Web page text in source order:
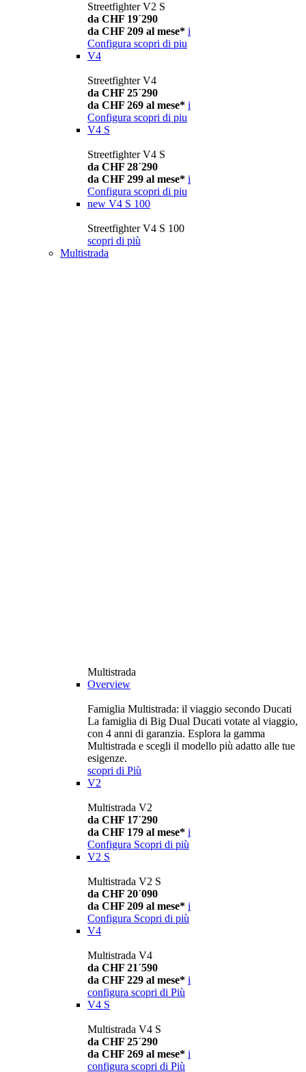
Streetfighter V2 S
da CHF 19´290
da CHF 209 al mese* i
Configura scopri di piu
V4
Streetfighter V4
da CHF 25´290
da CHF 269 al mese* i
Configura scopri di piu
V4 S
Streetfighter V4 S
da CHF 28´290
da CHF 299 al mese* i
Configura scopri di piu
new V4 S 100
Streetfighter V4 S 100
scopri di più
Multistrada
Multistrada
Overview
Famiglia Multistrada: il viaggio secondo Ducati
La famiglia di Big Dual Ducati votate al viaggio,
con 4 anni di garanzia. Esplora la gamma
Multistrada e scegli il modello più adatto alle tue
esigenze.
scopri di Più
V2
Multistrada V2
da CHF 17´290
da CHF 179 al mese* i
Configura Scopri di più
V2 S
Multistrada V2 S
da CHF 20´090
da CHF 209 al mese* i
Configura Scopri di più
V4
Multistrada V4
da CHF 21´590
da CHF 229 al mese* i
configura scopri di Più
V4 S
Multistrada V4 S
da CHF 25´290
da CHF 269 al mese* i
configura scopri di Più